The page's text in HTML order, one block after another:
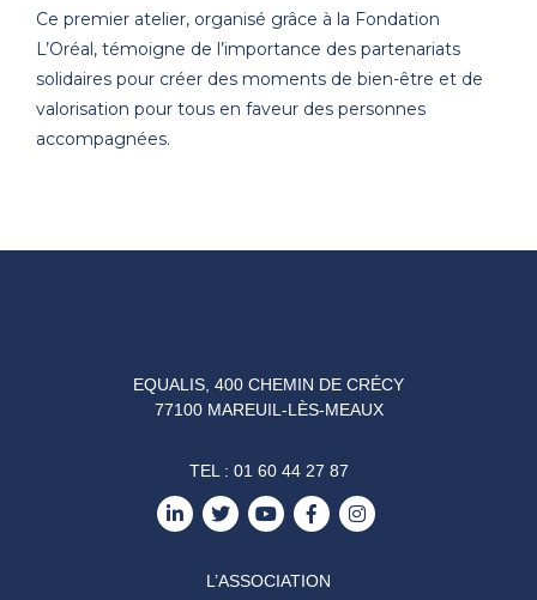
Ce premier atelier, organisé grâce à la Fondation
L’Oréal, témoigne de l’importance des partenariats
solidaires pour créer des moments de bien-être et de
valorisation pour tous en faveur des personnes
accompagnées.
EQUALIS, 400 CHEMIN DE CRÉCY
77100 MAREUIL-LÈS-MEAUX
TEL : 01 60 44 27 87
L’ASSOCIATION